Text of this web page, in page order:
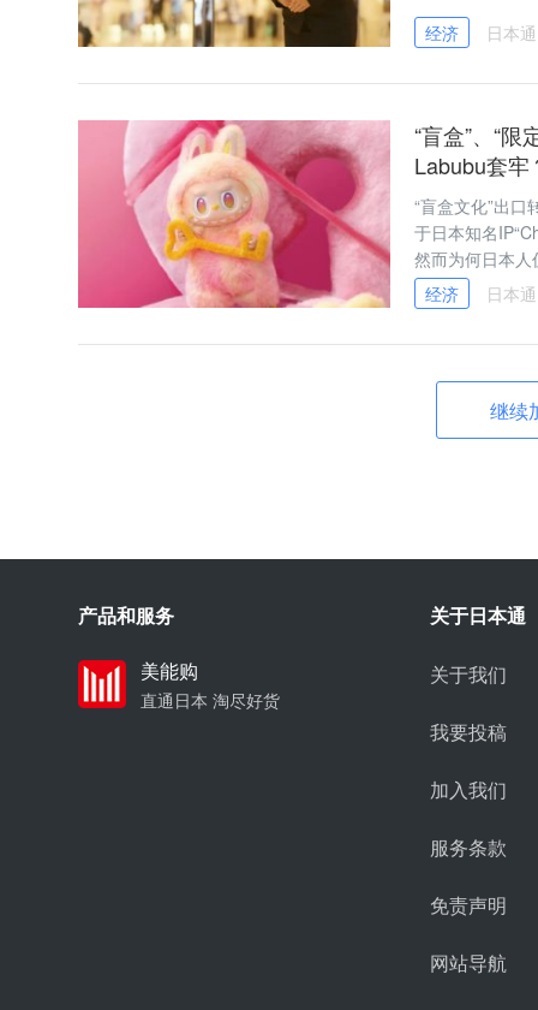
经济 日本通
“盲盒”、“
Labubu套牢
“盲盒文化”出
于日本知名
然而为何日本
经济
日本通
继续
产品和服务
美能购
直通日本 淘尽好货
关于日本通
关于我们
我要投稿
加入我们
服务条款
免责声明
网站导航